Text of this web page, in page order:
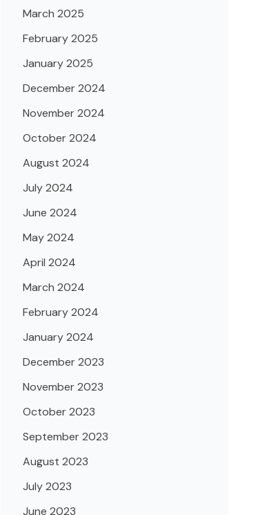
March 2025
February 2025
January 2025
December 2024
November 2024
October 2024
August 2024
July 2024
June 2024
May 2024
April 2024
March 2024
February 2024
January 2024
December 2023
November 2023
October 2023
September 2023
August 2023
July 2023
June 2023